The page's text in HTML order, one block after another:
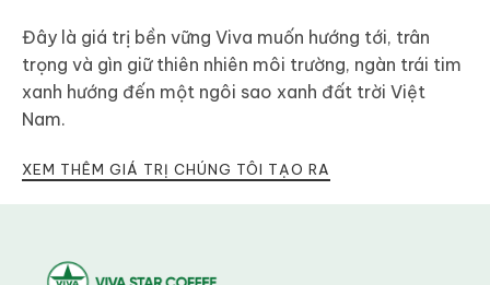
Đây là giá trị bền vững Viva muốn hướng tới, trân
trọng và gìn giữ thiên nhiên môi trường, ngàn trái tim
xanh hướng đến một ngôi sao xanh đất trời Việt
Nam.
XEM THÊM GIÁ TRỊ CHÚNG TÔI TẠO RA